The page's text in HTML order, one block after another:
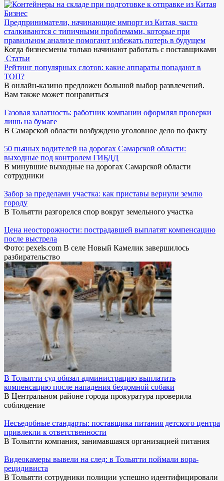
Бизнес
Предприниматели, начинающие импорт из Китая, часто
сталкиваются с типичными проблемами, которые при
правильном анализе помогают избежать потерь в будущем
Когда бизнесмены только начинают работать с поставщиками
Статьи
Рейтинг популярных слотов: какие аппараты попадают в
ТОП?
В онлайн-казино предложен большой выбор развлечений.
Вам также может понравиться
Газовая халатность: работник компании оформлял проверки
лишь на бумаге
В Самарской области возбуждено уголовное дело по факту
50 пьяных водителей на дорогах Самарской области:
выходные под контролем ГИБДД
В минувшие выходные на дорогах Самарской области
сотрудники
Забор за пределами участка: как приставы вернули землю
городу
В Тольятти разгорелся спор вокруг земельного участка
Цена неосторожности: пострадавшей выплатят компенсацию
после выстрела
Фото: pexels.com В селе Новый Камелик завершилось
разбирательство
В Тольятти суд обязал администрацию выплатить
компенсацию после нападения бездомной собаки
В Центральном районе города прокуратура проверила
соблюдение
Несъедобные стандарты: поставщика питания детского центра
привлекли к ответственности
В Тольятти компания, занимавшаяся организацией питания
Видеокамеры вывели на след: в Тольятти поймали вора-
рецидивиста
В Тольятти сотрудники полиции успешно идентифицировали